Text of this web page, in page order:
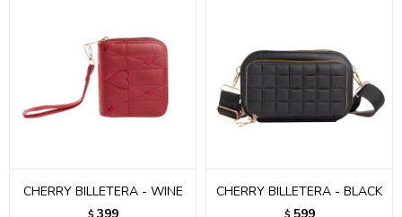
CHERRY BILLETERA - WINE CHERRY BILLETERA - BLACK